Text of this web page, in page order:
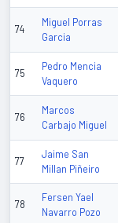
74
Miguel Porras
Garcia
75
Pedro Mencia
Vaquero
76
Marcos
Carbajo Miguel
77
Jaime San
Millan Piñeiro
78
Fersen Yael
Navarro Pozo